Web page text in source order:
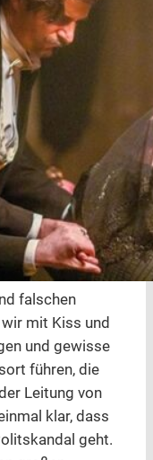
falschen
mit Kiss und
und gewisse
führen, die
Leitung von
klar, dass
geht.